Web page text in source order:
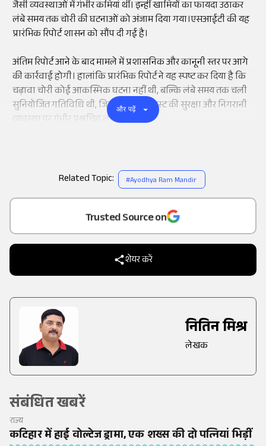
Add
as a
Trusted Source on
शेयर करें
नितिन मिश्र
लेखक
संबंधित खबरें
राज्य
कटिहार में हाई वोल्टेज ड्रामा, एक शख्स की दो पत्नियां भिड़ीं
जैसी व्यवस्थाओं में गंभीर कमियां थीं। इन्हीं खामियों का फायदा उठाकर
लंबे समय तक चोरी की घटनाओं को अंजाम दिया गया।एसआईटी की यह
प्रारंभिक रिपोर्ट शासन को सौंप दी गई है।
अंतिम रिपोर्ट आने के बाद मामले में प्रशासनिक और कानूनी स्तर पर आगे
की कार्रवाई होगी। हालांकि प्रारंभिक रिपोर्ट ने यह स्पष्ट कर दिया है कि
चढ़ावा चोरी कोई आकस्मिक घटना नहीं थी, बल्कि लंबे समय तक चली
सुनियोजित गतिविधि थी, जिसने राम मंदिर ट्रस्ट की सुरक्षा और निगरानी
व्यवस्था पर गंभीर प्रश्नचिह्न लगा दिए हैं।
और पढ़ें
Related Topic: #Ayodhya Ram Mandir